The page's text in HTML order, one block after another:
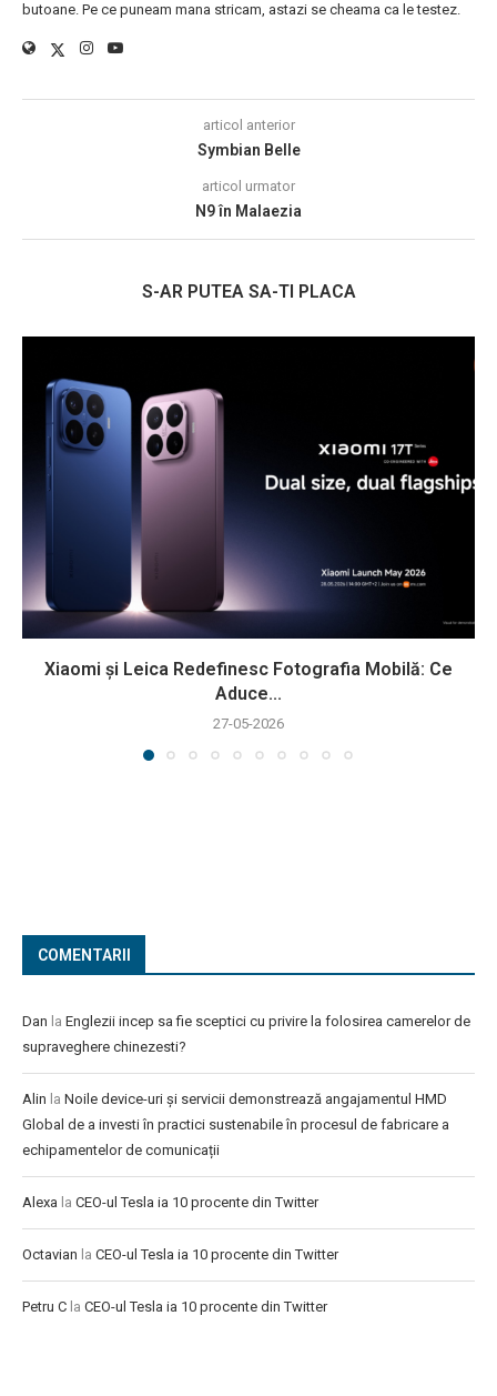
butoane. Pe ce puneam mana stricam, astazi se cheama ca le testez.
articol anterior
Symbian Belle
articol urmator
N9 în Malaezia
S-AR PUTEA SA-TI PLACA
Xiaomi și Leica Redefinesc Fotografia Mobilă: Ce
Aduce...
27-05-2026
COMENTARII
Dan la Englezii incep sa fie sceptici cu privire la folosirea camerelor de
supraveghere chinezesti?
Alin la Noile device-uri și servicii demonstrează angajamentul HMD
Global de a investi în practici sustenabile în procesul de fabricare a
echipamentelor de comunicații
Alexa la CEO-ul Tesla ia 10 procente din Twitter
Octavian la CEO-ul Tesla ia 10 procente din Twitter
Petru C la CEO-ul Tesla ia 10 procente din Twitter